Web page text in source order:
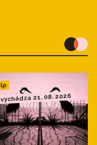
lp
vychádza 21. 08. 2026